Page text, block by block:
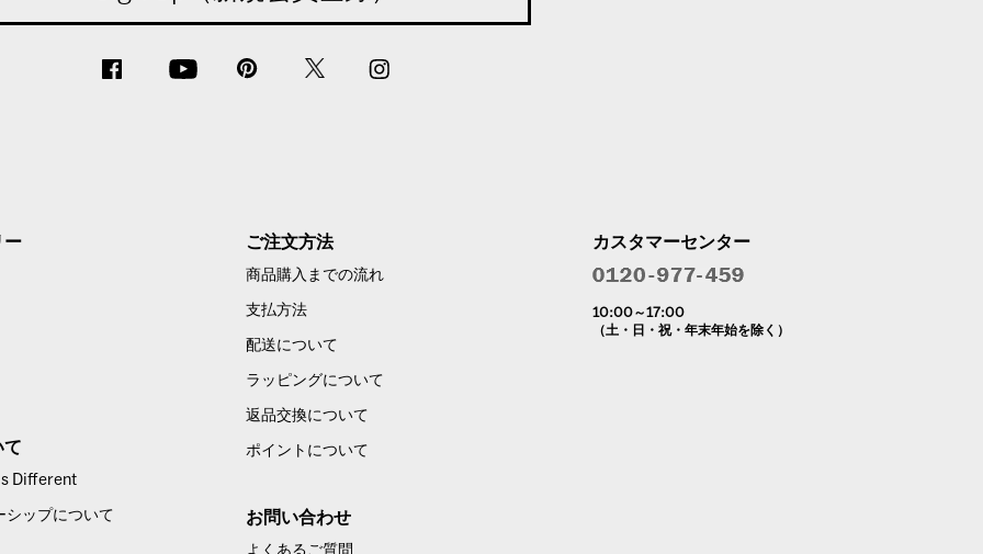
ー
て
Different
シップについて
ご注文方法
商品購入までの流れ
支払方法
配送について
ラッピングについて
返品交換について
ポイントについて
お問い合わせ
よくあるご質問
カスタマーセンター
10:00～17:00
（土・日・祝・年末年始を除く）